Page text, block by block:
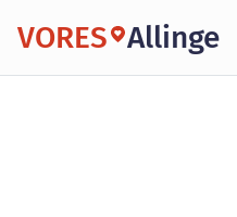
VORES Allinge